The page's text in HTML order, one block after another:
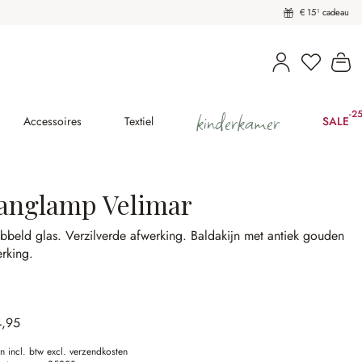
€ 15¹ cadeau
U heeft
Accessoires Textiel kinderkamer SALE-
Velimar
glas.Verzilverde afwerking. Baldakijn met antiek gouden
incl. btw excl. verzendkosten